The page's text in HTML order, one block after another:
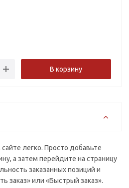
В корзину
легко. Просто добавьте
а затем перейдите на страницу
заказанных позиций и
заказ» или «Быстрый заказ».